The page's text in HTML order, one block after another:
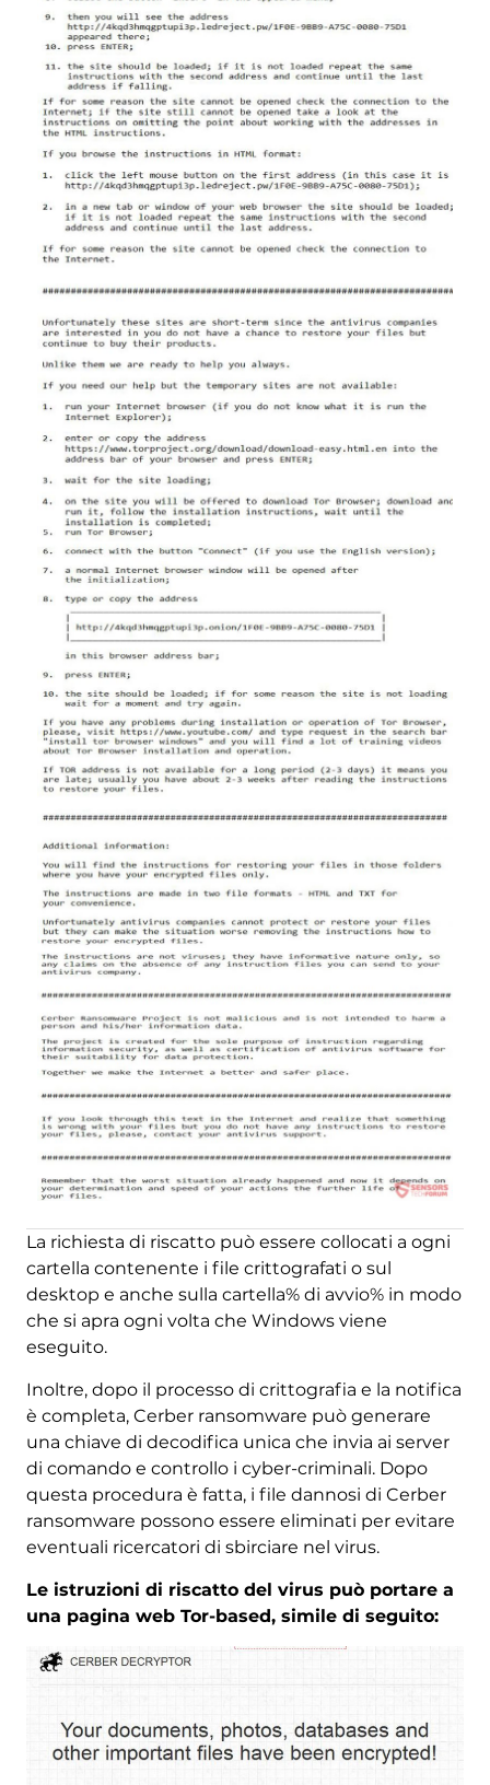
La richiesta di riscatto può essere collocati a ogni
cartella contenente i file crittografati o sul
desktop e anche sulla cartella% di avvio% in modo
che si apra ogni volta che Windows viene
eseguito.
Inoltre, dopo il processo di crittografia e la notifica
è completa, Cerber ransomware può generare
una chiave di decodifica unica che invia ai server
di comando e controllo i cyber-criminali. Dopo
questa procedura è fatta, i file dannosi di Cerber
ransomware possono essere eliminati per evitare
eventuali ricercatori di sbirciare nel virus.
Le istruzioni di riscatto del virus può portare a
una pagina web Tor-based, simile di seguito: